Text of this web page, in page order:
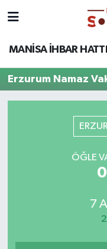
MANİSA İHBAR HATTI
Erzurum Namaz
ÖĞLE
7
ASAYİŞ
GÜNDEM
MAGAZİN
MANİSA'DA
Hava Durumu
Trafik Durumu
Tüm Manşetler
Son Dakika